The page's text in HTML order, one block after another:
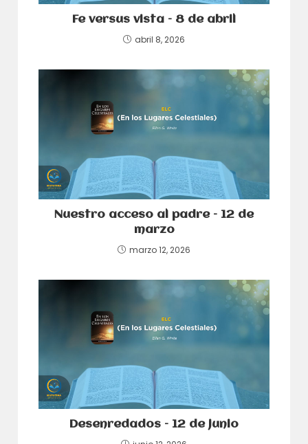
Fe versus vista – 8 de abril
abril 8, 2026
Nuestro acceso al padre – 12 de
marzo
marzo 12, 2026
Desenredados – 12 de junio